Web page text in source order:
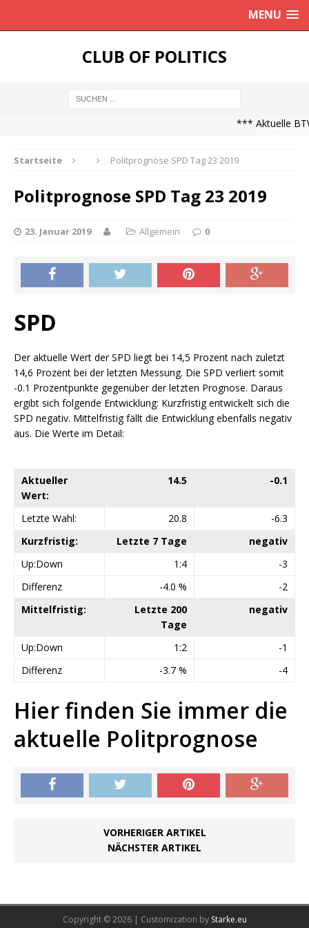
MENU
CLUB OF POLITICS
*** Aktuelle
Startseite Politprognose SPD Tag 23 2019
Politprognose SPD Tag 23 2019
23. Januar 2019 Allgemein 0
SPD
Der aktuelle Wert der SPD liegt bei 14,5 Prozent nach zuletzt
14,6 Prozent bei der letzten Messung. Die SPD verliert somit
-0.1 Prozentpunkte gegenüber der letzten Prognose. Daraus
ergibt sich folgende Entwicklung: Kurzfristig entwickelt sich die
SPD negativ. Mittelfristig fällt die Entwicklung ebenfalls negativ
aus. Die Werte im Detail:
Aktueller
Wert:
14.5 -0.1
Letzte Wahl: 20.8
-6.3
Kurzfristig:
Letzte 7 Tage
negativ
Up:Down
1:4
-3
Differenz
-4.0 %
-2
Mittelfristig:
Letzte 200
Tage
negativ
Up:Down 1:2
-1
Differenz
-3.7 % -4
Hier finden Sie immer die
aktuelle Politprognose
VORHERIGER ARTIKEL
NÄCHSTER ARTIKEL
Copyright © 2026 | Customization by Starke.eu